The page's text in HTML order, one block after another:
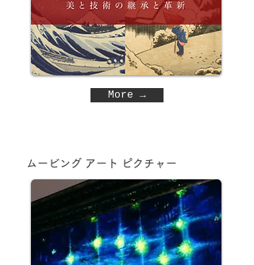
More →
ムービング アート ピクチャー